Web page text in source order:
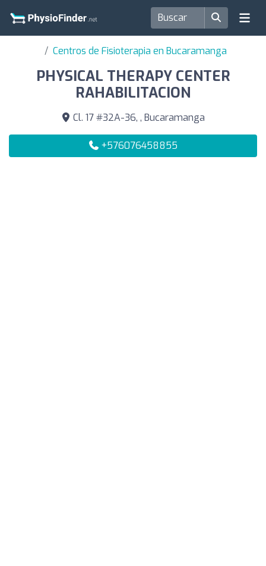
Centros de Fisioterapia en Bucaramanga
PHYSICAL THERAPY CENTER
RAHABILITACION
Cl. 17 #32A-36, , Bucaramanga
+576076458855